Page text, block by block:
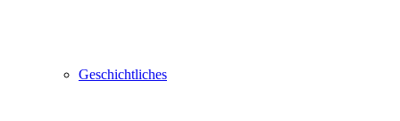
Geschichtliches